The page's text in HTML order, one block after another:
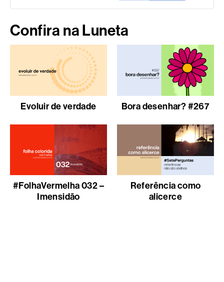
Confira na Luneta
Evoluir de verdade Bora desenhar? #267
#FolhaVermelha 032 –
Imensidão
Referência como
alicerce